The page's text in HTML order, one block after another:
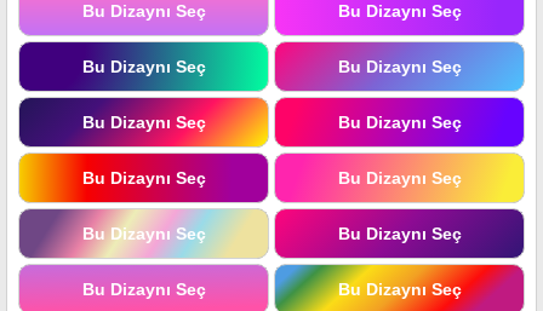
Bu Dizaynı Seç Bu Dizaynı Seç
Bu Dizaynı Seç Bu Dizaynı Seç
Bu Dizaynı Seç Bu Dizaynı Seç
Bu Dizaynı Seç Bu Dizaynı Seç
Bu Dizaynı Seç Bu Dizaynı Seç
Bu Dizaynı Seç Bu Dizaynı Seç